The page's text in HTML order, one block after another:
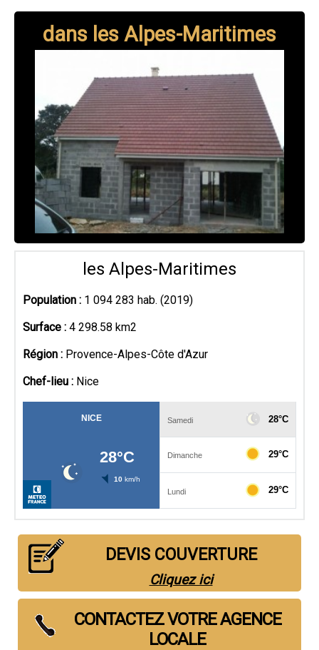
dans les Alpes-Maritimes
les Alpes-Maritimes
Population : 1 094 283 hab. (2019)
Surface : 4 298.58 km2
Région : Provence-Alpes-Côte d'Azur
Chef-lieu : Nice
DEVIS COUVERTURE
Cliquez ici
CONTACTEZ VOTRE AGENCE
LOCALE